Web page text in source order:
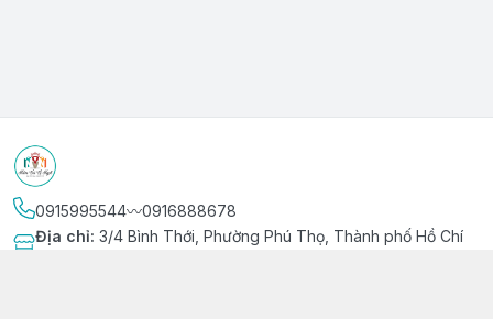
0915995544〰️0916888678
Địa chỉ: 3/4 Bình Thới, Phường Phú Thọ, Thành phố Hồ Chí